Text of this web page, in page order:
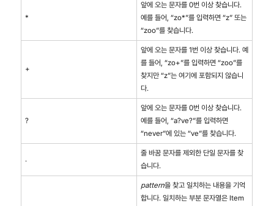
*
앞에 오는 문자를 0번 이상 찾습니다.
예를 들어, “zo*”를 입력하면 “z” 또는
“zoo”를 찾습니다.
+
앞에 오는 문자를 1번 이상 찾습니다. 예
를 들어, “zo+”를 입력하면 “zoo”를
찾지만 “z”는 여기에 포함되지 않습니
다.
?
앞에 오는 문자를 0번 이상 찾습니다.
예를 들어, “a?ve?”를 입력하면
“never”에 있는 “ve”를 찾습니다.
.
줄 바꿈 문자를 제외한 단일 문자를 찾
습니다.
pattern을 찾고 일치하는 내용을 기억
합니다. 일치하는 부분 문자열은 Item